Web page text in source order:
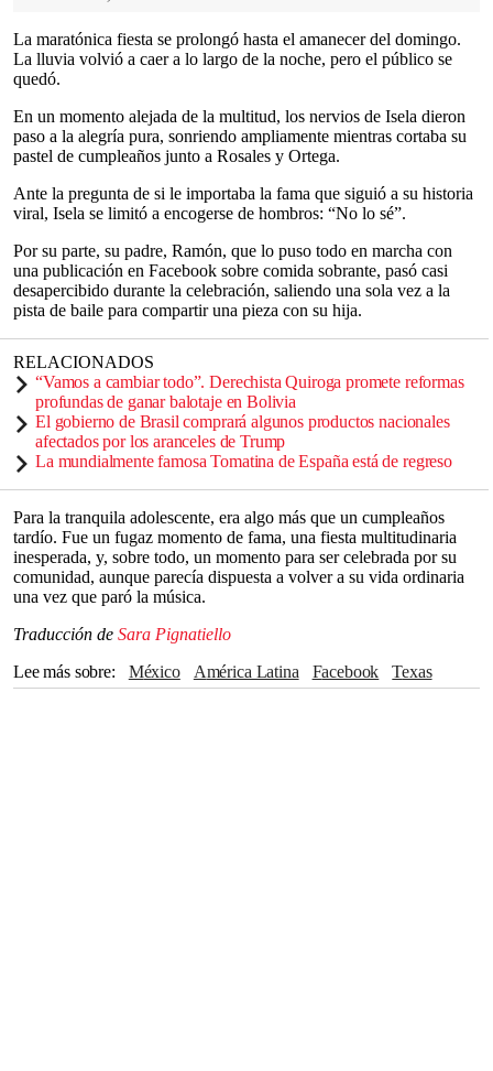
La maratónica fiesta se prolongó hasta el amanecer del domingo.
La lluvia volvió a caer a lo largo de la noche, pero el público se
quedó.
En un momento alejada de la multitud, los nervios de Isela dieron
paso a la alegría pura, sonriendo ampliamente mientras cortaba su
pastel de cumpleaños junto a Rosales y Ortega.
Ante la pregunta de si le importaba la fama que siguió a su historia
viral, Isela se limitó a encogerse de hombros: “No lo sé”.
Por su parte, su padre, Ramón, que lo puso todo en marcha con
una publicación en Facebook sobre comida sobrante, pasó casi
desapercibido durante la celebración, saliendo una sola vez a la
pista de baile para compartir una pieza con su hija.
RELACIONADOS
“Vamos a cambiar todo”. Derechista Quiroga promete reformas
profundas de ganar balotaje en Bolivia
El gobierno de Brasil comprará algunos productos nacionales
afectados por los aranceles de Trump
La mundialmente famosa Tomatina de España está de regreso
Para la tranquila adolescente, era algo más que un cumpleaños
tardío. Fue un fugaz momento de fama, una fiesta multitudinaria
inesperada, y, sobre todo, un momento para ser celebrada por su
comunidad, aunque parecía dispuesta a volver a su vida ordinaria
una vez que paró la música.
Traducción de Sara Pignatiello
Lee más sobre
México América Latina Facebook
Texas